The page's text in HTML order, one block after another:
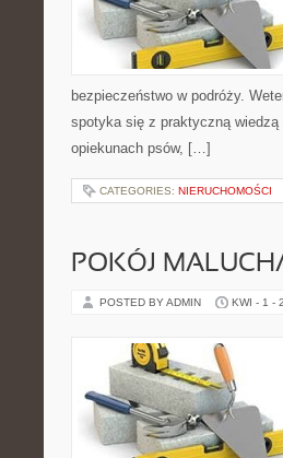
bezpieczeństwo w podróży.
spotyka się z praktyczną
opiekunach psów, […]
CATEGORIES: NIERUCHOMOŚCI
POKÓJ
POSTED BY ADMIN KWI - 1 -